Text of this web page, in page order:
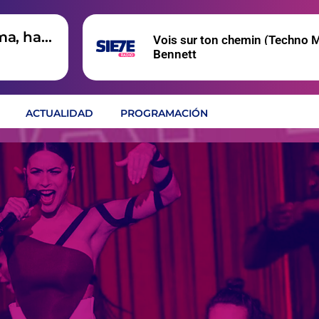
hay
Vois sur ton chemin (Techno
Bennett
ACTUALIDAD PROGRAMACIÓN